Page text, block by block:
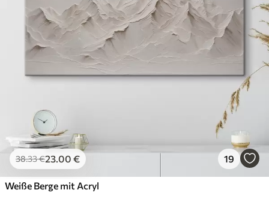
38.33€23.00 € 19
Weiße Berge mit Acryl